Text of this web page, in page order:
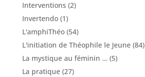
Interventions (2)
Invertendo(1)
L'amphiThéo(54)
L'initiation de Théophile le Jeune(84)
La mystique au féminin … (5)
La pratique(27)